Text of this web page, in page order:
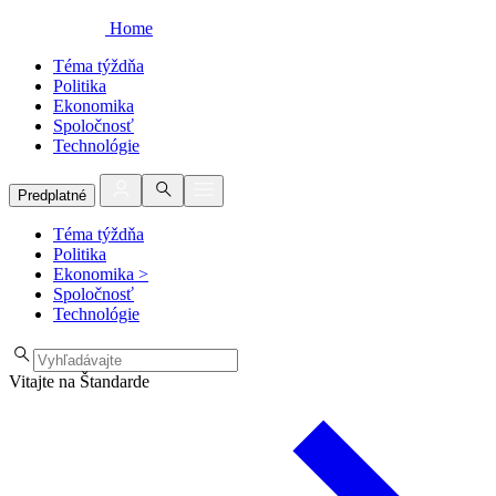
Home
Téma týždňa
Politika
Ekonomika
Spoločnosť
Technológie
Predplatné
Téma týždňa
Politika
Ekonomika >
Spoločnosť
Technológie
Vitajte na Štandarde